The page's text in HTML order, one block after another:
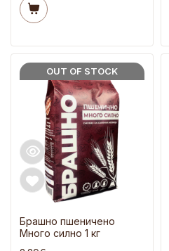
OUT OF STOCK
Брашно пшеничено
Много силно 1 кг